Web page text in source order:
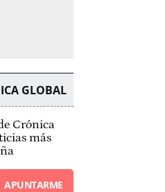
GLOBAL
Crónica
más
APUNTARME